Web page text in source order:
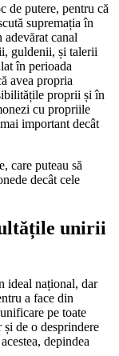
de putere, pentru că
supremația în
canal
guldenii, și talerii
în perioada
avea propria
proprii și în
cu propriile
important decât
care puteau să
decât cele
unirii
ideal național, dar
a face din
pe toate
de o desprindere
depindea